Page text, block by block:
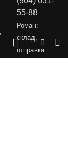
55-88
Роман:
склад,
отправка